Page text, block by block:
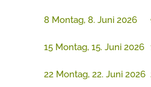
8 Montag, 8. Juni 2026
15 Montag, 15. Juni 2026
22 Montag, 22. Juni 2026